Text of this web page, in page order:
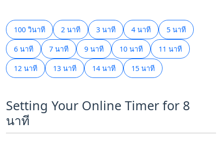
100 วินาที 2 นาที 3 นาที 4 นาที 5 นาที
6 นาที 7 นาที 9 นาที 10 นาที 11 นาที
12 นาที 13 นาที 14 นาที 15 นาที
Setting Your Online Timer for 8
นาที